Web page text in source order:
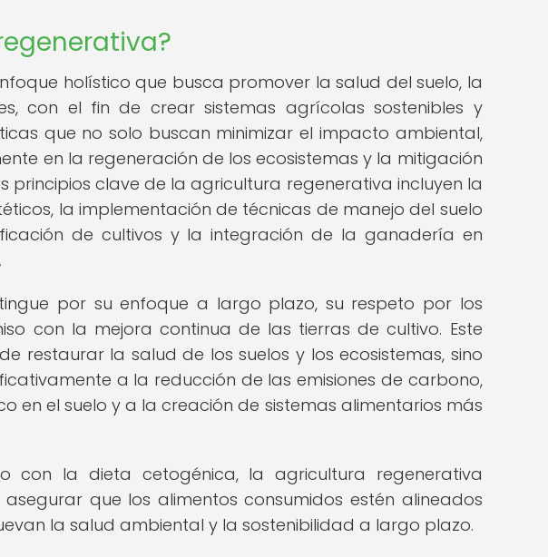
holístico que busca promover la salud del suelo, la
con el fin de crear sistemas agrícolas sostenibles y
que no solo buscan minimizar el impacto ambiental,
en la regeneración de los ecosistemas y la mitigación
principios clave de la agricultura regenerativa incluyen la
la implementación de técnicas de manejo del suelo
de cultivos y la integración de la ganadería en
por su enfoque a largo plazo, su respeto por los
con la mejora continua de las tierras de cultivo. Este
restaurar la salud de los suelos y los ecosistemas, sino
a la reducción de las emisiones de carbono,
en el suelo y a la creación de sistemas alimentarios más
con la dieta cetogénica, la agricultura regenerativa
que los alimentos consumidos estén alineados
la salud ambiental y la sostenibilidad a largo plazo.